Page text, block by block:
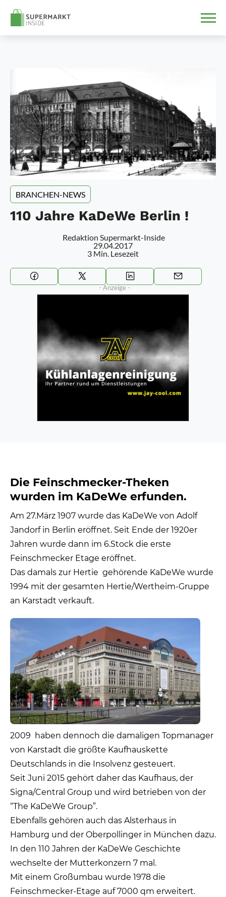
BRANCHEN-NEWS
110 Jahre KaDeWe Berlin !
Redaktion Supermarkt-Inside
29.04.2017
3 Min. Lesezeit
Die Feinschmecker-Theken
wurden im KaDeWe erfunden.
Am 27.März 1907 wurde das KaDeWe von Adolf
Jandorf in Berlin eröffnet. Seit Ende der 1920er
Jahren wurde dann im 6.Stock die erste
Feinschmecker Etage eröffnet.
Das damals zur Hertie gehörende KaDeWe wurde
1994 mit der gesamten Hertie/Wertheim-Gruppe
an Karstadt verkauft.
2009 haben dennoch die damaligen Topmanager
von Karstadt die größte Kaufhauskette
Deutschlands in die Insolvenz gesteuert.
Seit Juni 2015 gehört daher das Kaufhaus, der
Signa/Central Group und wird betrieben von der
“The KaDeWe Group”.
Ebenfalls gehören auch das Alsterhaus in
Hamburg und der Oberpollinger in München dazu.
In den 110 Jahren der KaDeWe Geschichte
wechselte der Mutterkonzern 7 mal.
Mit einem Großumbau wurde 1978 die
Feinschmecker-Etage auf 7000 qm erweitert.